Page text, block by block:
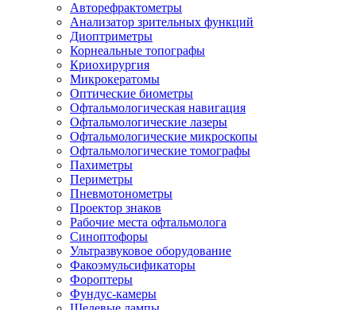
Авторефрактометры
Анализатор зрительных функций
Диоптриметры
Корнеальные топографы
Криохирургия
Микрокератомы
Оптические биометры
Офтальмологическая навигация
Офтальмологические лазеры
Офтальмологические микроскопы
Офтальмологические томографы
Пахиметры
Периметры
Пневмотонометры
Проектор знаков
Рабочие места офтальмолога
Синоптофоры
Ультразвуковое оборудование
Факоэмульсификаторы
Фороптеры
Фундус-камеры